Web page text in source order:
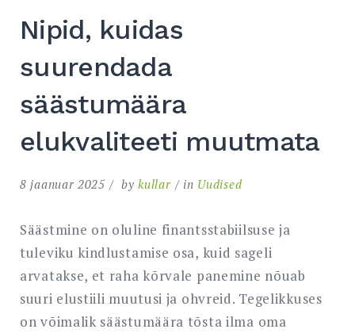
Nipid, kuidas
suurendada
säästumäära
elukvaliteeti muutmata
8 jaanuar 2025 bykullar in Uudised
Säästmine on oluline finantsstabiilsuse ja
tuleviku kindlustamise osa, kuid sageli
arvatakse, et raha kõrvale panemine nõuab
suuri elustiili muutusi ja ohvreid. Tegelikkuses
on võimalik säästumäära tõsta ilma oma